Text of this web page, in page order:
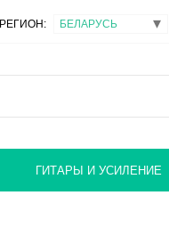
РЕГИОН:
ГИТАРЫ И УСИЛЕНИЕ